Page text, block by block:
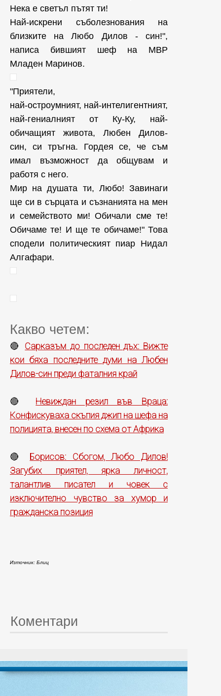
Нека е светъл пътят ти!
Най-искрени съболезнования на
близките на Любо Дилов - син!",
написа бившият шеф на МВР
Младен Маринов.
"Приятели,
най-остроумният, най-интелигентният,
най-гениалният от Ку-Ку, най-
обичащият живота, Любен Дилов-
син, си тръгна. Гордея се, че съм
имал възможност да общувам и
работя с него.
Мир на душата ти, Любо! Завинаги
ще си в сърцата и съзнанията на мен
и семейството ми! Обичали сме те!
Обичаме те! И ще те обичаме!" Това
сподели политическият пиар Нидал
Алгафари.
Какво четем:
🔴 Сарказъм до последен дъх: Вижте
кои бяха последните думи на Любен
Дилов-син преди фаталния край
🔴 Невиждан резил във Враца:
Конфискуваха скъпия джип на шефа на
полицията, внесен по схема от Африка
🔴
Борисов: Сбогом, Любо Дилов!
Загубих приятел, ярка личност,
талантлив писател и човек с
изключително чувство за хумор и
гражданска позиция
Източник: Блиц
Коментари